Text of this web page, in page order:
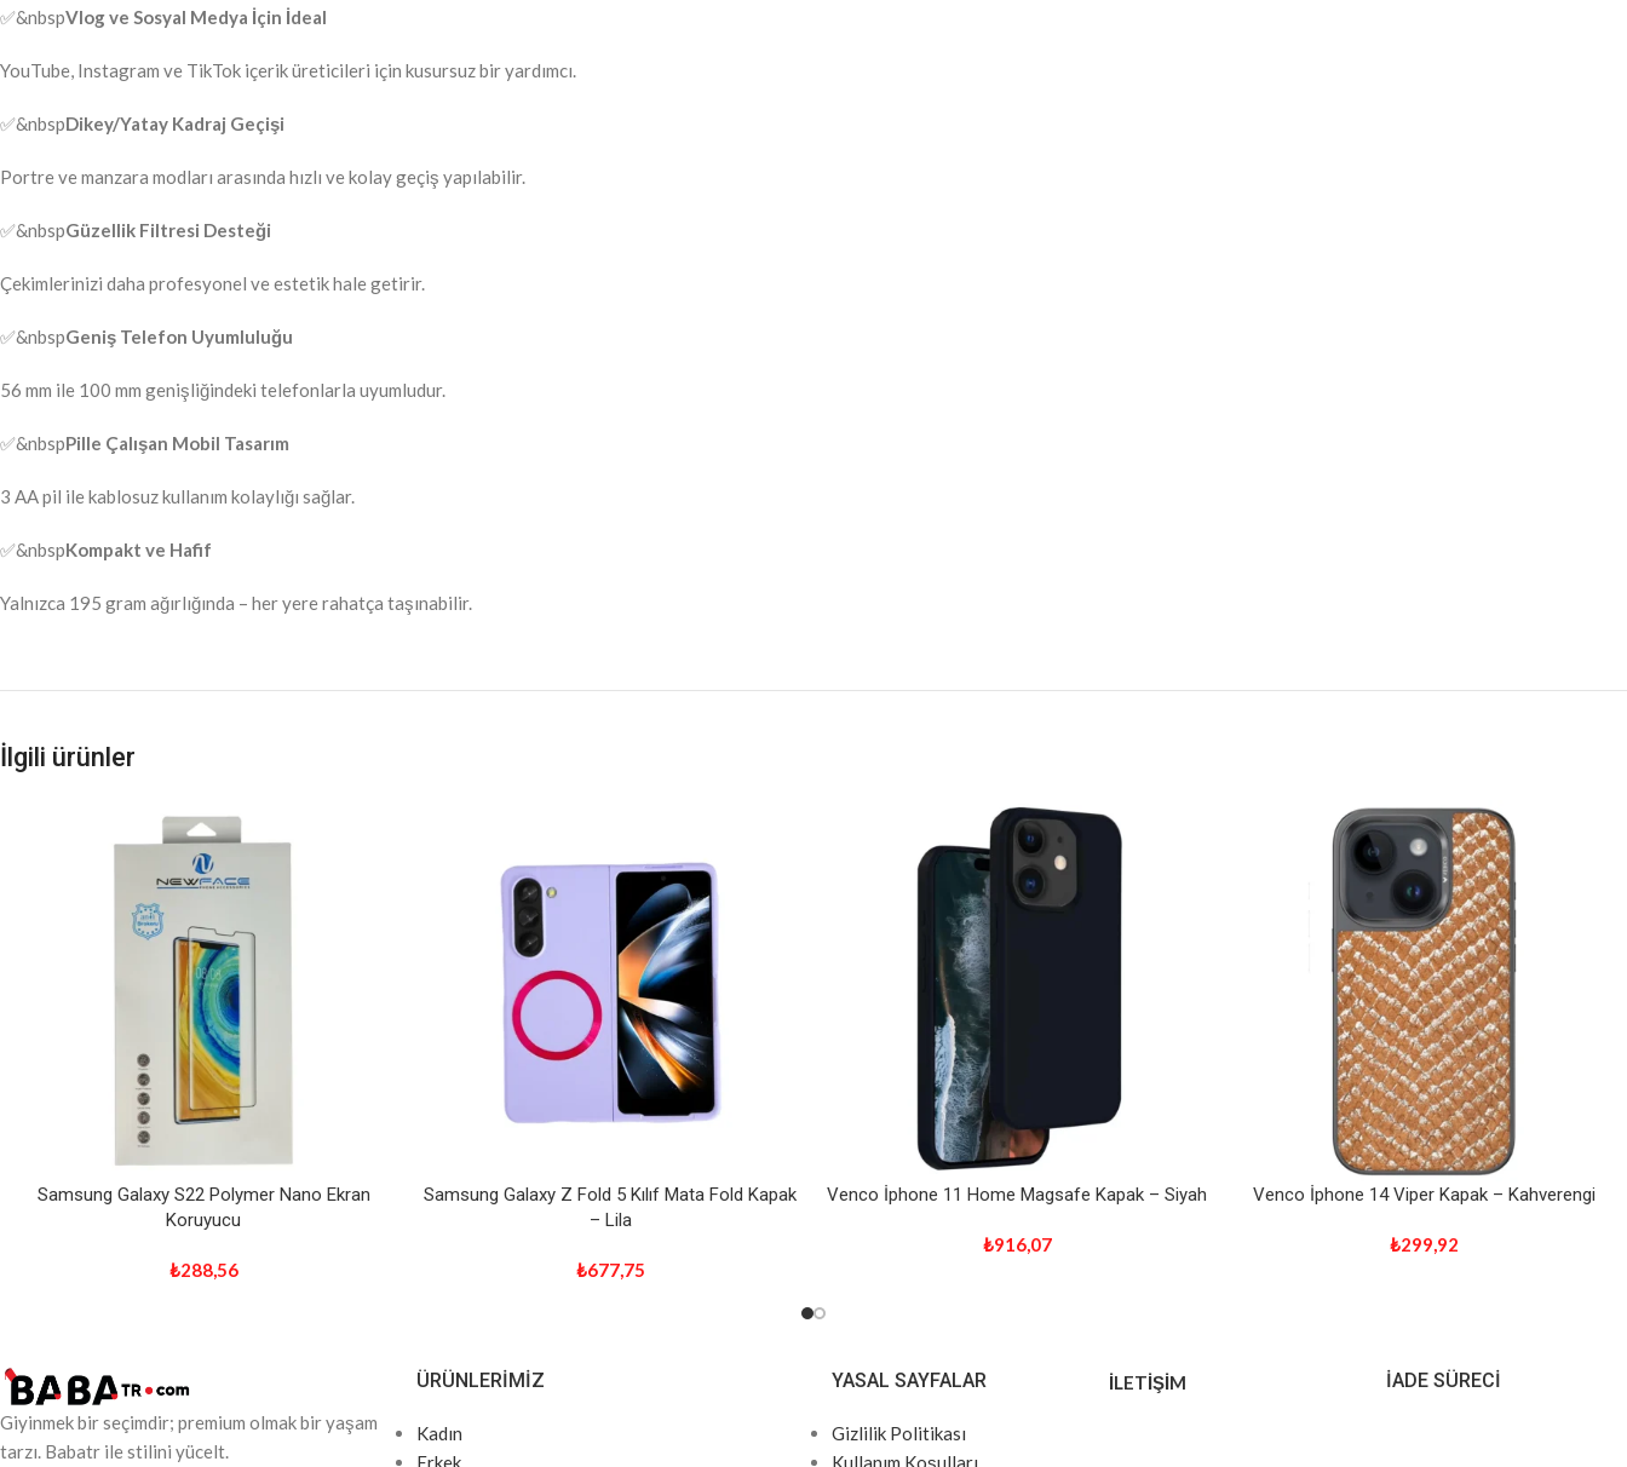
✅&nbspVlog ve Sosyal Medya İçin İdeal
YouTube, Instagram ve TikTok içerik üreticileri için kusursuz bir yardımcı.
✅&nbspDikey/Yatay Kadraj Geçişi
Portre ve manzara modları arasında hızlı ve kolay geçiş yapılabilir.
✅&nbspGüzellik Filtresi Desteği
Çekimlerinizi daha profesyonel ve estetik hale getirir.
✅&nbspGeniş Telefon Uyumluluğu
56 mm ile 100 mm genişliğindeki telefonlarla uyumludur.
✅&nbspPille Çalışan Mobil Tasarım
3 AA pil ile kablosuz kullanım kolaylığı sağlar.
✅&nbspKompakt ve Hafif
Yalnızca 195 gram ağırlığında – her yere rahatça taşınabilir.
İlgili ürünler
Samsung Galaxy S22 Polymer Nano Ekran
Koruyucu
₺288,56
Samsung Galaxy Z Fold 5 Kılıf Mata Fold Kapak
– Lila
₺677,75
Venco İphone 11 Home Magsafe Kapak – Siyah
₺916,07
Venco İphone 14 Viper Kapak – Kahverengi
₺299,92
Giyinmek bir seçimdir; premium olmak bir yaşam
tarzı. Babatr ile stilini yücelt.
ÜRÜNLERIMIZ
Kadın
Erkek
YASAL SAYFALAR
Gizlilik Politikası
Kullanım Koşulları
İLETİŞİM İADE SÜRECİ